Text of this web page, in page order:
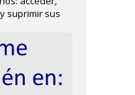
suprimir sus